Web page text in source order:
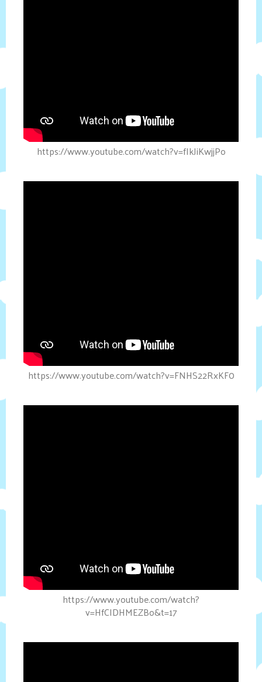
https://www.youtube.com/watch?v=fIkJiKwjjPo
https://www.youtube.com/watch?v=FNHS22RxKF0
https://www.youtube.com/watch?
v=HfCIDHMEZBo&t=17